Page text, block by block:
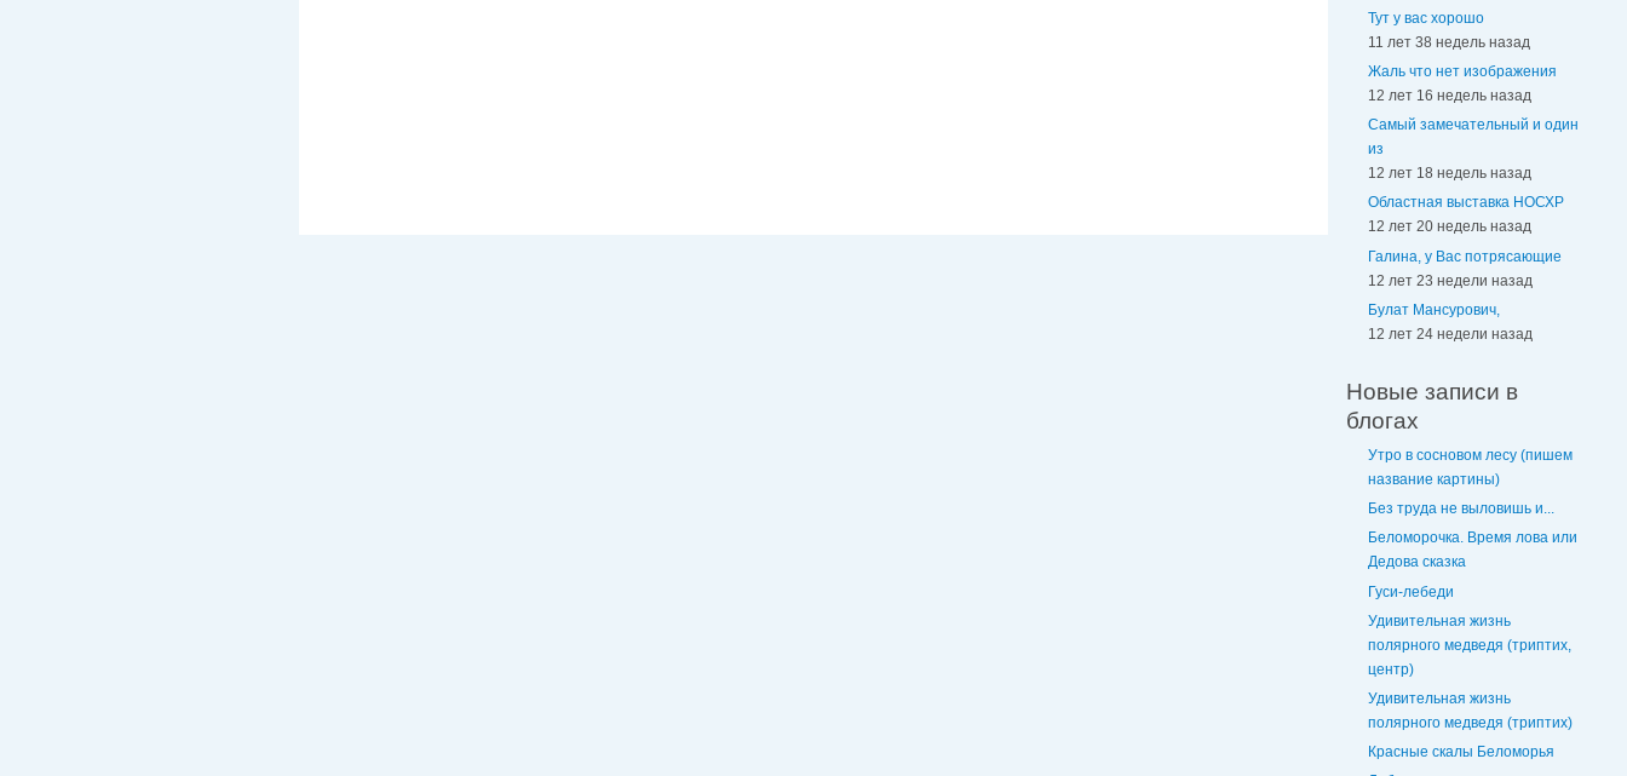
Тут у вас хорошо
11 лет 38 недель назад
Жаль что нет изображения
12 лет 16 недель назад
Самый замечательный и один
из
12 лет 18 недель назад
Областная выставка НОСХР
12 лет 20 недель назад
Галина, у Вас потрясающие
12 лет 23 недели назад
Булат Мансурович,
12 лет 24 недели назад
Новые записи в
блогах
Утро в сосновом лесу (пишем
название картины)
Без труда не выловишь и...
Беломорочка. Время лова или
Дедова сказка
Гуси-лебеди
Удивительная жизнь
полярного медведя (триптих,
центр)
Удивительная жизнь
полярного медведя (триптих)
Красные скалы Беломорья